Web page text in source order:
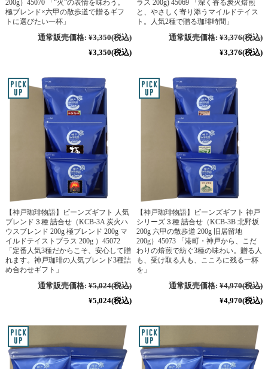
200g）45070 「“火”の表情を味わう。
極ブレンド×六甲の散歩道で贈るギフ
トに選びたい一杯」
通常販売価格: ¥3,350(税込)
¥3,350(税込)
ラス 200g) 45069 「深く香る炭火焙煎
と、やさしく寄り添うマイルドテイス
ト。人気2種で贈る珈琲時間」
通常販売価格: ¥3,376(税込)
¥3,376(税込)
【神戸珈琲物語】ビーンズギフト 人気
ブレンド３種 詰合せ（KCB-3A 炭火ハ
ウスブレンド 200g 極ブレンド 200g マ
イルドテイストプラス 200g ）45072
「定番人気3種だからこそ、安心して贈
れます。神戸珈琲の人気ブレンド3種詰
め合わせギフト」
通常販売価格: ¥5,024(税込)
¥5,024(税込)
【神戸珈琲物語】ビーンズギフト 神戸
シリーズ３種 詰合せ（KCB-3B 北野坂
200g 六甲の散歩道 200g 旧居留地
200g）45073 「港町・神戸から、こだ
わりの焙煎で紡ぐ3種の味わい。贈る人
も、受け取る人も、こころに残る一杯
を」
通常販売価格: ¥4,970(税込)
¥4,970(税込)